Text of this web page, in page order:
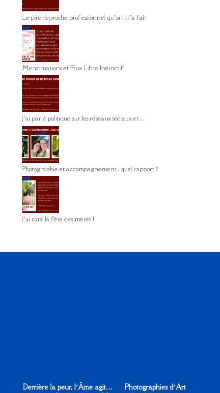
Le pire reproche professionnel qu’on m’a fait
Menstruations et Flux Libre Instinctif
J’ai parlé politique sur les réseaux sociaux et…
Photographie et accompagnement : quel rapport ?
J’ai raté la fête des mères !
Derrière la peur, l’Âme agit…
Photographies d’Art